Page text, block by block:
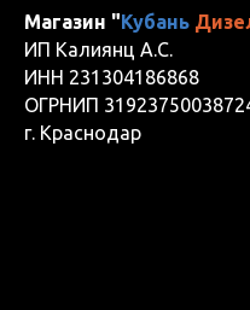
Магазин "Кубань
ИП Калиянц А.С.
ИНН 231304186868
ОГРНИП
г. Краснодар